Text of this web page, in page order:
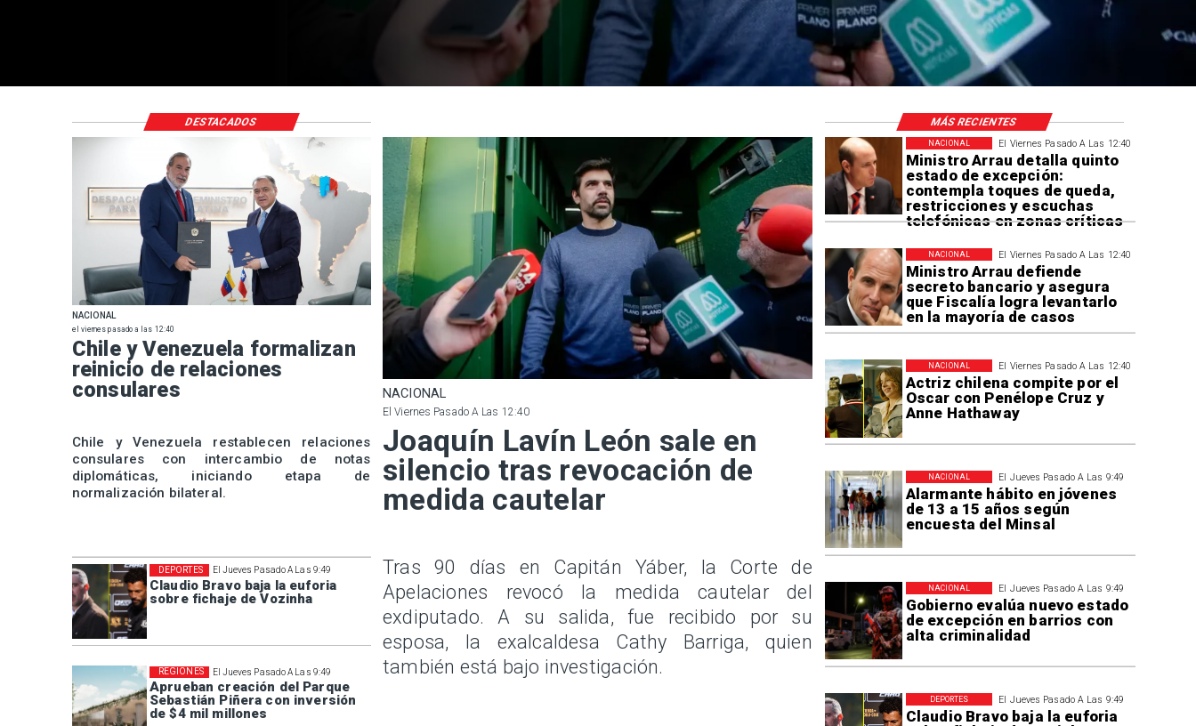
El Viernes Pasado A Las 12:40
Ministro Arrau detalla quinto
estado de excepción:
contempla toques de queda,
restricciones y escuchas
telefónicas en zonas críticas
NACIONAL
El Viernes Pasado A Las 12:40
Ministro Arrau defiende
secreto bancario y asegura
que Fiscalía logra levantarlo
en la mayoría de casos
NACIONAL
El Viernes Pasado A Las 12:40
Actriz chilena compite por el
Oscar con Penélope Cruz y
Anne Hathaway
NACIONAL
El Jueves Pasado A Las 9:49
Alarmante hábito en jóvenes
de 13 a 15 años según
encuesta del Minsal
NACIONAL
El Jueves Pasado A Las 9:49
Gobierno evalúa nuevo estado
de excepción en barrios con
alta criminalidad
NACIONAL
El Jueves Pasado A Las 9:49
Claudio Bravo baja la euforia
DEPORTES
El Jueves Pasado A Las 9:49
Claudio Bravo baja la euforia
sobre fichaje de Vozinha
DEPORTES
El Jueves Pasado A Las 9:49
Aprueban creación del Parque
Sebastián Piñera con inversión
de $4 mil millones
REGIONES
NACIONAL
el viernes pasado a las 12:40
Chile y Venezuela formalizan
reinicio de relaciones
consulares
Chile y Venezuela restablecen relaciones
consulares con intercambio de notas
diplomáticas, iniciando etapa de
normalización bilateral.
NACIONAL
El Viernes Pasado A Las 12:40
Joaquín Lavín León sale en
silencio tras revocación de
medida cautelar
Tras 90 días en Capitán Yáber, la Corte de
Apelaciones revocó la medida cautelar del
exdiputado. A su salida, fue recibido por su
esposa, la exalcaldesa Cathy Barriga, quien
también está bajo investigación.
DESTACADOS MÁS RECIENTES